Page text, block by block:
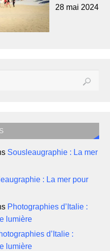
28 mai 2024
Sousleaugraphie : La mer
: La mer pour
Photographies d’Italie :
lumière
d’Italie :
lumière